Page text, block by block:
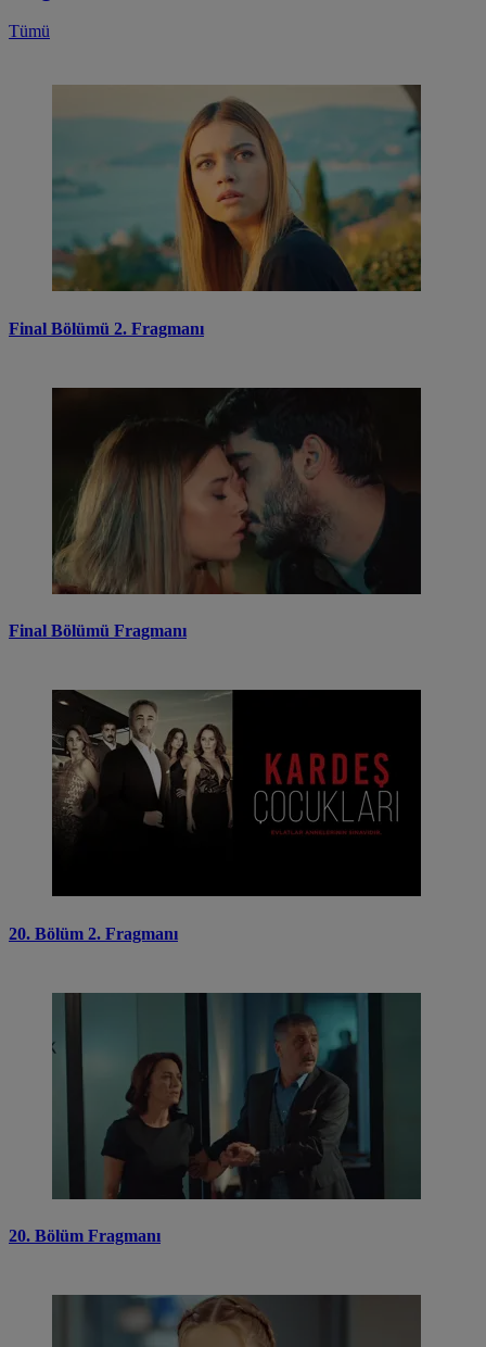
Tümü
Final Bölümü 2. Fragmanı
Final Bölümü Fragmanı
20. Bölüm 2. Fragmanı
20. Bölüm Fragmanı